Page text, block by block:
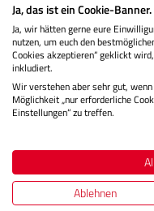
Lagernd
Preis
Ja, das ist ein Cookie-Banner.
Ja, wir hätten gerne eure
nutzen, um euch den
Cookies akzeptieren“ geklickt
inkludiert.
Wir verstehen aber sehr gut,
Möglichkeit „nur erforderliche
Einstellungen“ zu treffen.
Ablehnen